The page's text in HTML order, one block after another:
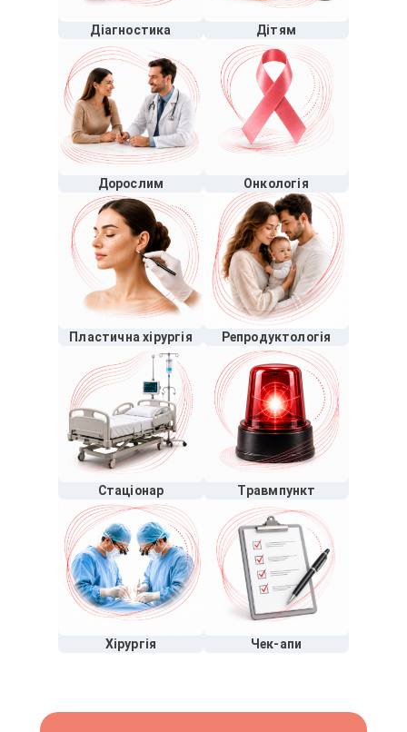
Діагностика Дітям
Дорослим Онкологія
Пластична хірургія Репродуктологія
Стаціонар Травмпункт
Хірургія Чек-апи